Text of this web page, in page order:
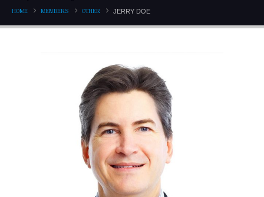
HOME MEMBERS OTHER JERRY DOE